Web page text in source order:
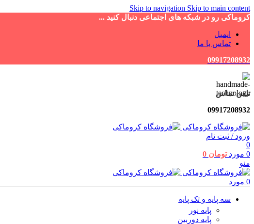
Skip to navigation Skip to main content
کروماکی رو در شبکه های اجتماعی دنبال کنید ...
ایمیل
تماس با ما
09917208932
تلفن تماس
09917208932
ورود / ثبت نام
0
0 مورد تومان
منو
0 مورد
سه پایه و تک پایه
پایه نور
پایه دوربین